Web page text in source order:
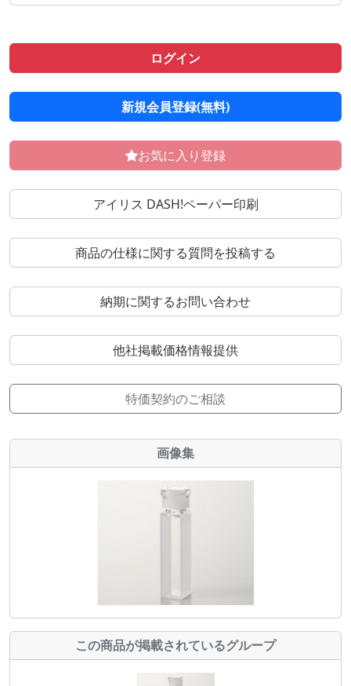
ログイン
新規会員登録(無料)
お気に入り登録
アイリス DASH!ペーパー印刷
商品の仕様に関する質問を投稿する
納期に関するお問い合わせ
他社掲載価格情報提供
特価契約のご相談
画像集
この商品が掲載されているグループ